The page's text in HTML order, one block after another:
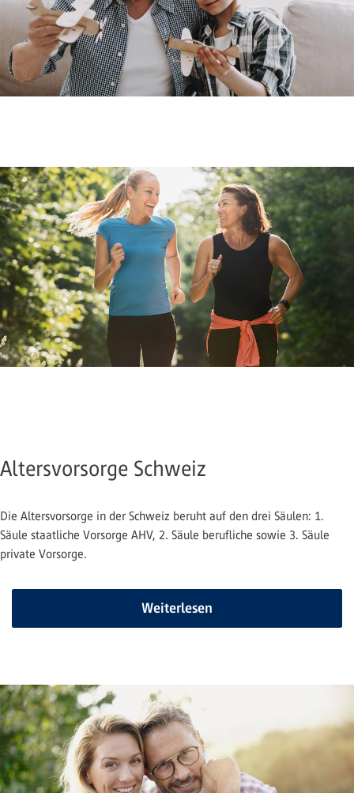
Altersvorsorge Schweiz
Die Altersvorsorge in der Schweiz beruht auf den drei Säulen: 1.
Säule staatliche Vorsorge AHV, 2. Säule berufliche sowie 3. Säule
private Vorsorge.
Weiterlesen